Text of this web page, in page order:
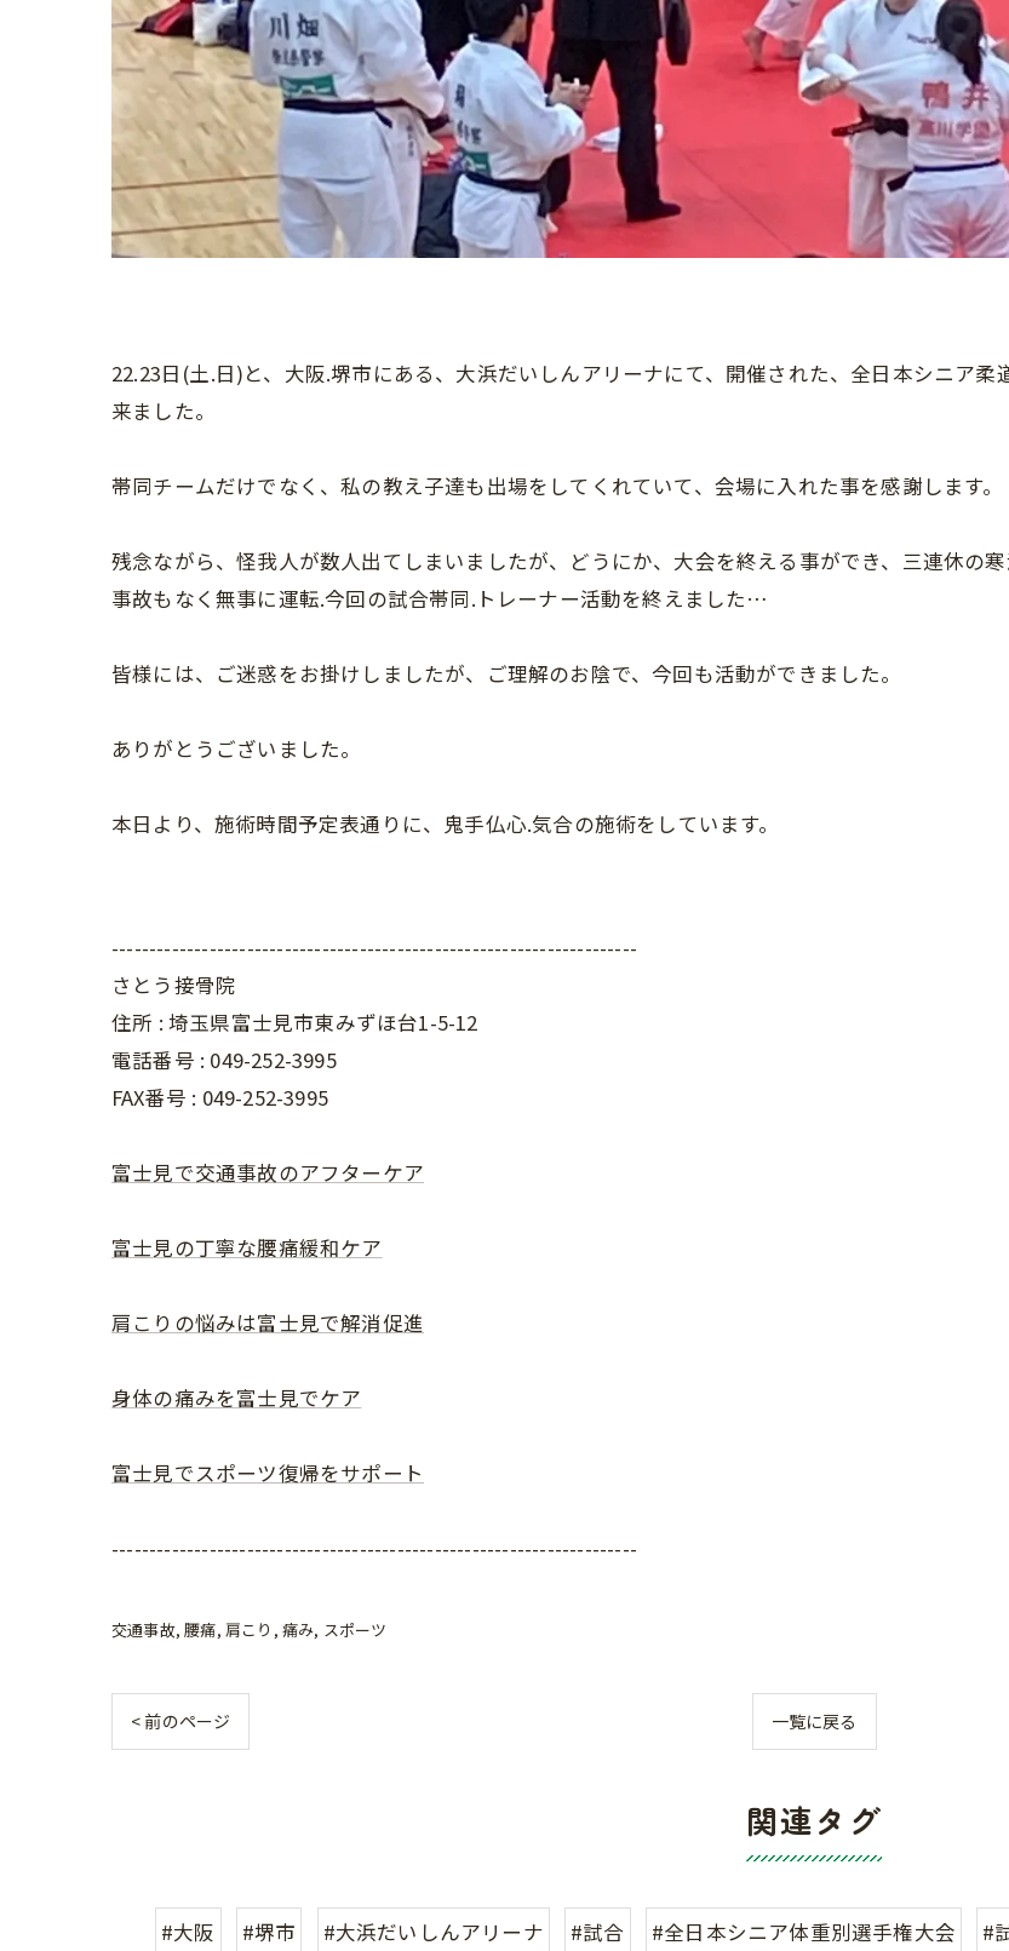
22.23日(土.日)と、大阪.堺市にある、大浜だいしんアリーナにて、開催された、全日本シニア
来ました。
帯同チームだけでなく、私の教え子達も出場をしてくれていて、会場に入れた事を感謝します。
残念ながら、怪我人が数人出てしまいましたが、どうにか、大会を終える事ができ、三連休の
事故もなく無事に運転.今回の試合帯同.トレーナー活動を終えました…
皆様には、ご迷惑をお掛けしましたが、ご理解のお陰で、今回も活動ができました。
ありがとうございました。
本日より、施術時間予定表通りに、鬼手仏心.気合の施術をしています。
----------------------------------------------------------------------
さとう接骨院
住所 : 埼玉県富士見市東みずほ台1-5-12
電話番号 : 049-252-3995
FAX番号 : 049-252-3995
富士見で交通事故のアフターケア
富士見の丁寧な腰痛緩和ケア
肩こりの悩みは富士見で解消促進
身体の痛みを富士見でケア
富士見でスポーツ復帰をサポート
----------------------------------------------------------------------
交通事故 腰痛 肩こり 痛み スポーツ
< 前のページ 一覧に戻る
関連タグ
#大阪 #堺市 #大浜だいしんアリーナ #試合 #全日本シニア体重別選手権大会 #